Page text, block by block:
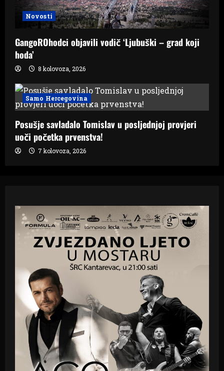
Novosti
GangoROhodci objavili vodič ‘Ljubuški – grad koji
hoda’
8 kolovoza, 2026
Samo Hercegovina
Posušje savladalo Tomislav u posljednjoj provjeri
uoči početka prvenstva!
7 kolovoza, 2026